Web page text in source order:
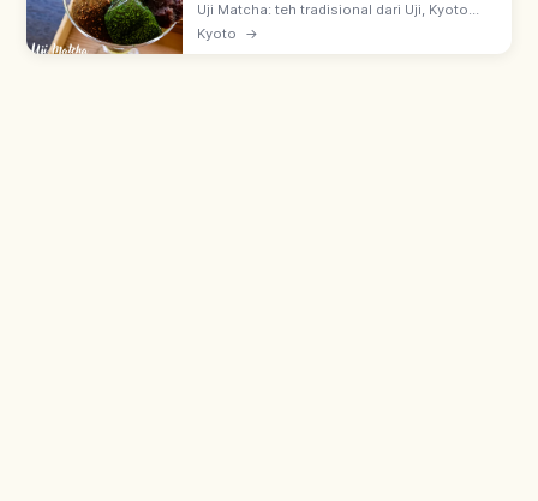
Uji Matcha: teh tradisional dari Uji, Kyoto
selatan—salah satu 3 teh utama Jepang.
Asal era Kamakura ~1191 via benih dari
Kyoto →